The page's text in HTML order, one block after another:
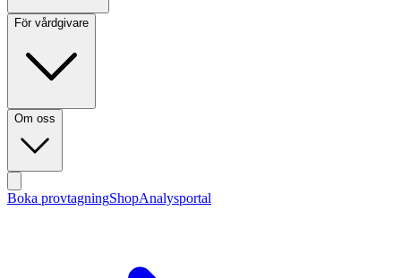
För vårdgivare
Om oss
Boka provtagningShopAnalysportal